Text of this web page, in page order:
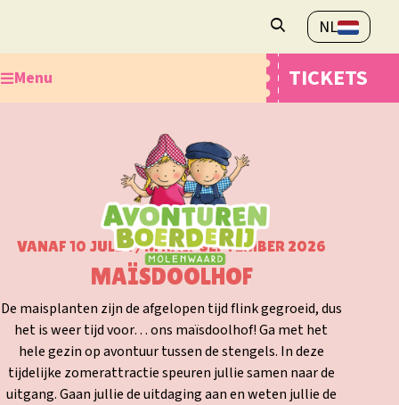
Openingstijden
NL
Menu
Ontdek de Avonturenboerderij
TICKETS
VANAF 10 JULI T/M HALF SEPTEMBER 2026
MAÏSDOOLHOF
De maisplanten zijn de afgelopen tijd flink gegroeid, dus
het is weer tijd voor… ons maïsdoolhof! Ga met het
hele gezin op avontuur tussen de stengels. In deze
tijdelijke zomerattractie speuren jullie samen naar de
uitgang. Gaan jullie de uitdaging aan en weten jullie de